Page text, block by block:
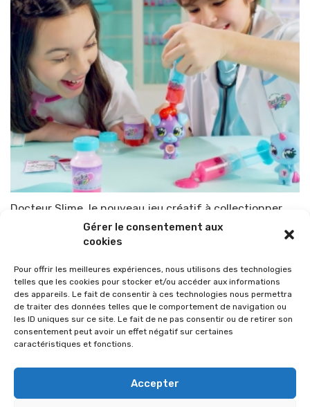
Gérer le consentement aux
cookies
Pour offrir les meilleures expériences, nous utilisons des technologies
telles que les cookies pour stocker et/ou accéder aux informations
des appareils. Le fait de consentir à ces technologies nous permettra
de traiter des données telles que le comportement de navigation ou
les ID uniques sur ce site. Le fait de ne pas consentir ou de retirer son
consentement peut avoir un effet négatif sur certaines
caractéristiques et fonctions.
Accepter
Docteur Slime, le nouveau jeu créatif à collectionner
TOP-PARENTS 20 mai 2021